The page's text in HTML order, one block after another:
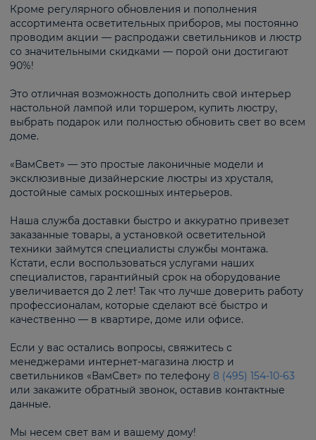
Кроме регулярного обновления и пополнения
ассортимента осветительных приборов, мы постоянно
проводим акции — распродажи светильников и люстр
со значительными скидками — порой они достигают
90%!
Это отличная возможность дополнить свой интерьер
настольной лампой или торшером, купить люстру,
выбрать подарок или полностью обновить свет во всем
доме.
«ВамСвет» — это простые лаконичные модели и
эксклюзивные дизайнерские люстры из хрусталя,
достойные самых роскошных интерьеров.
Наша служба доставки быстро и аккуратно привезет
заказанные товары, а установкой осветительной
техники займутся специалисты службы монтажа.
Кстати, если воспользоваться услугами наших
специалистов, гарантийный срок на оборудование
увеличивается до 2 лет! Так что лучше доверить работу
профессионалам, которые сделают всё быстро и
качественно — в квартире, доме или офисе.
Если у вас остались вопросы, свяжитесь с
менеджерами интернет-магазина люстр и
светильников «ВамСвет» по телефону 8 (495) 154-10-63
или закажите обратный звонок, оставив контактные
данные.
Мы несем свет вам и вашему дому!